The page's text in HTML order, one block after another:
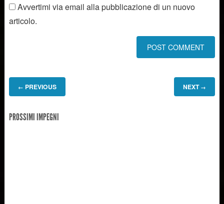
Avvertimi via email alla pubblicazione di un nuovo
articolo.
← PREVIOUS NEXT →
PROSSIMI IMPEGNI